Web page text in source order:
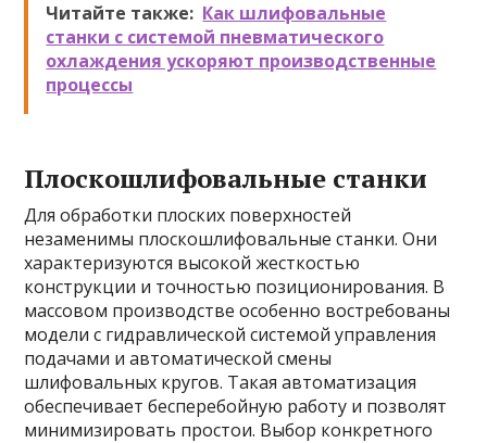
Читайте также: Как шлифовальные
станки с системой пневматического
охлаждения ускоряют производственные
процессы
Плоскошлифовальные станки
Для обработки плоских поверхностей
незаменимы плоскошлифовальные станки. Они
характеризуются высокой жесткостью
конструкции и точностью позиционирования. В
массовом производстве особенно востребованы
модели с гидравлической системой управления
подачами и автоматической смены
шлифовальных кругов. Такая автоматизация
обеспечивает бесперебойную работу и позволят
минимизировать простои. Выбор конкретного